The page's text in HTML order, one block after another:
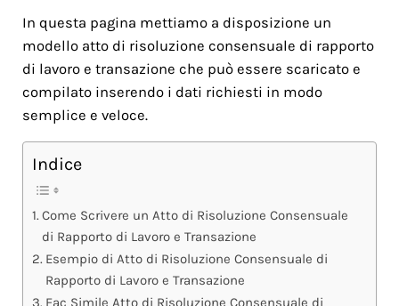
In questa pagina mettiamo a disposizione un
modello atto di risoluzione consensuale di rapporto
di lavoro e transazione che può essere scaricato e
compilato inserendo i dati richiesti in modo
semplice e veloce.
Indice
Come Scrivere un Atto di Risoluzione Consensuale
di Rapporto di Lavoro e Transazione
Esempio di Atto di Risoluzione Consensuale di
Rapporto di Lavoro e Transazione
Fac Simile Atto di Risoluzione Consensuale di